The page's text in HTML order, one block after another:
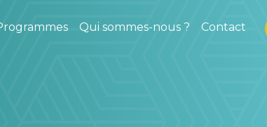
Qui sommes-nous ? Contact